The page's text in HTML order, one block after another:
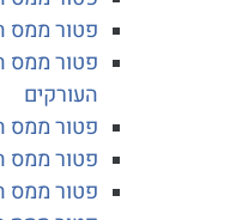
פטור ממס
פטור ממס
העורקים
פטור ממס
פטור ממס
פטור ממס